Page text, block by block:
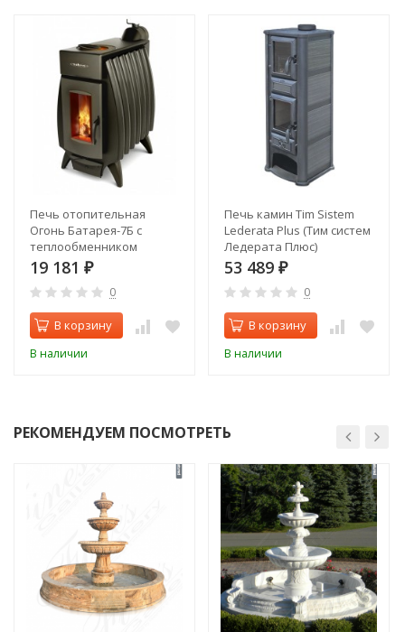
Печь отопительная
Огонь Батарея-7Б с
теплообменником
19 181 ₽
0
В корзину
В наличии
Печь камин Tim Sistem
Lederata Plus (Тим систем
Ледерата Плюс)
53 489 ₽
0
В корзину
В наличии
РЕКОМЕНДУЕМ ПОСМОТРЕТЬ